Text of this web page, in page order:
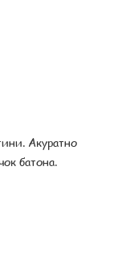
Акуратно
батона.